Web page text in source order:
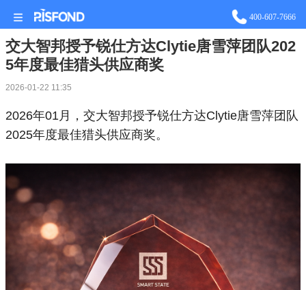
400-607-7666
交大智邦授予锐仕方达Clytie唐雪萍团队202
5年度最佳猎头供应商奖
2026-01-22 11:35
2026年01月，交大智邦授予锐仕方达Clytie唐雪萍团队
2025年度最佳猎头供应商奖。